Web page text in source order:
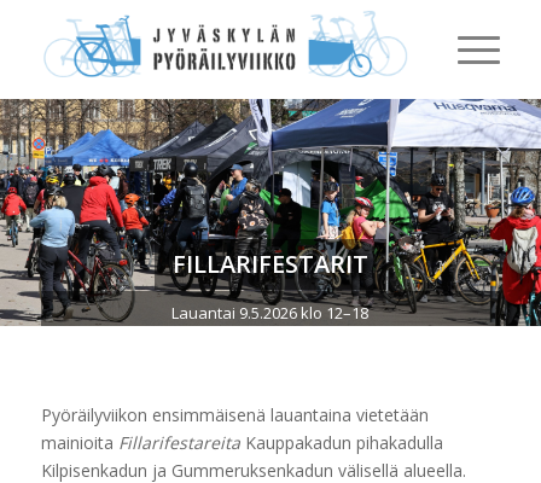
FILLARIFESTARIT
Lauantai 9.5.2026 klo 12–18
Kauppakadun pihakatu Kilpisenkadun ja
Pyöräilyviikon ensimmäisenä lauantaina vietetään
mainioita Fillarifestareita Kauppakadun pihakadulla
Kilpisenkadun ja Gummeruksenkadun välisellä alueella.